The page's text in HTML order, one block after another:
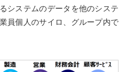
システムのデータを他のシステ
員個人のサイロ、グループ内で